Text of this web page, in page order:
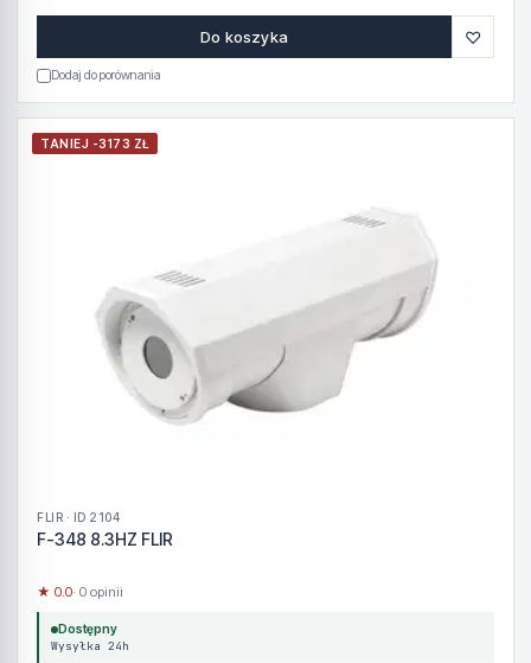
Do koszyka ♡
Dodaj do porównania
TANIEJ -3173 ZŁ
FLIR · ID 2104
F-348 8.3HZ FLIR
★ 0.0· 0 opinii
Dostępny
Wysyłka 24h